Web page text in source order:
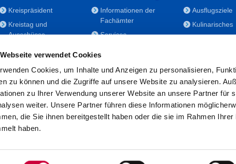
verwendet Cookies
Cookies, um Inhalte und Anzeigen zu personalisieren,
zu können und die Zugriffe auf unsere Website zu analysieren.
zu Ihrer Verwendung unserer Website an unsere Partner für
weiter. Unsere Partner führen diese Informationen
die Sie ihnen bereitgestellt haben oder die sie im Rahmen
haben.
Kreispräsident
Kreistag und
Ausschüsse
für Menschen mit
Behinderung
Der
Kreisseniorenbeirat
Förderstiftung
Fördergesellschaft/Sportförderung
Informationen der
Fachämter
Services
Nachwuchskräfte
Notdienste
Bekanntmachungen
Formulare/Downloads
RSS-Feeds
Ausflugsziele
Kulinarisches